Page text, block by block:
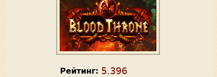
Рейтинг: 5.396